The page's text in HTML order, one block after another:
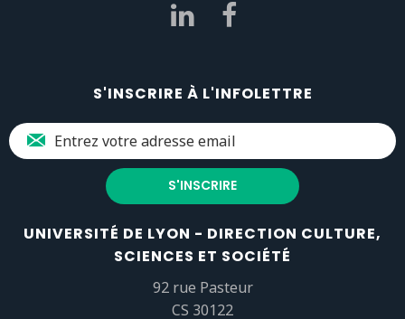
S'INSCRIRE À L'INFOLETTRE
UNIVERSITÉ DE LYON - DIRECTION CULTURE,
SCIENCES ET SOCIÉTÉ
92 rue Pasteur
CS 30122